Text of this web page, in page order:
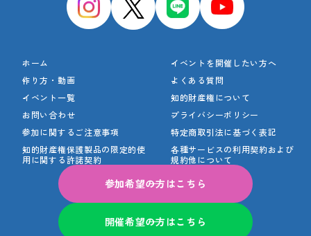
ホーム
イベントを開催したい方へ
作り方・動画
よくある質問
イベント一覧
知的財産権について
お問い合わせ
プライバシーポリシー
参加に関するご注意事項
特定商取引法に基づく表記
知的財産権保護製品の限定的使
用に関する許諾契約
各種サービスの利用契約および
規約他について
参加希望の方はこちら
開催希望の方はこちら